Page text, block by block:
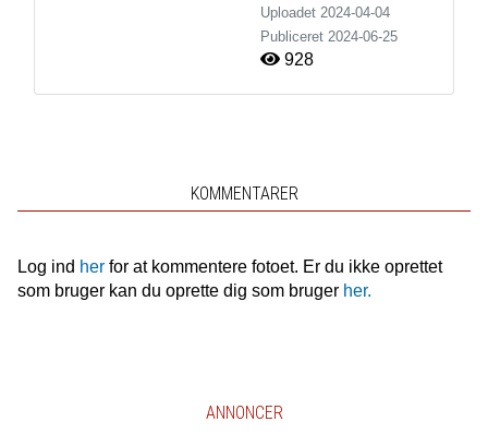
Uploadet 2024-04-04
Publiceret 2024-06-25
928
KOMMENTARER
Log ind herfor at kommentere fotoet. Er du ikke oprettet
som bruger kan du oprette dig som bruger her.
ANNONCER